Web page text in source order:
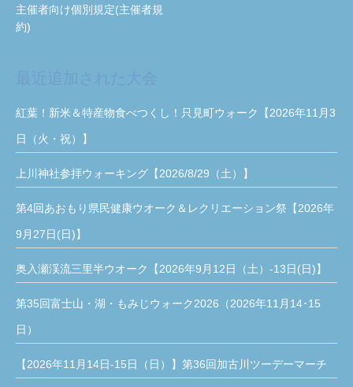
主催者向け個別規定(主催者規
約)
紅葉！新米＆特産物食べつくし！只見町ウォーク【2026年11月3
日（火・祝）】
上川神社参拝ウォーキング【2026/8/29（土）】
第4回あおもり県民健康ウオーク＆レクリエーション祭【2026年
9月27日(日)】
奥入瀬渓流三里半ウオーク【2026年9月12日（土）-13日(日)】
第35回富士山・湖・もみじウォーク2026（2026年11月14･15
日）
【2026年11月14日-15日（日）】第36回加古川ツーデーマーチ